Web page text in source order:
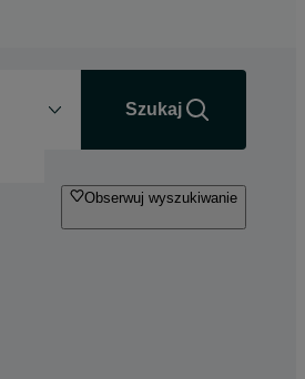
Szukaj
Obserwuj wyszukiwanie